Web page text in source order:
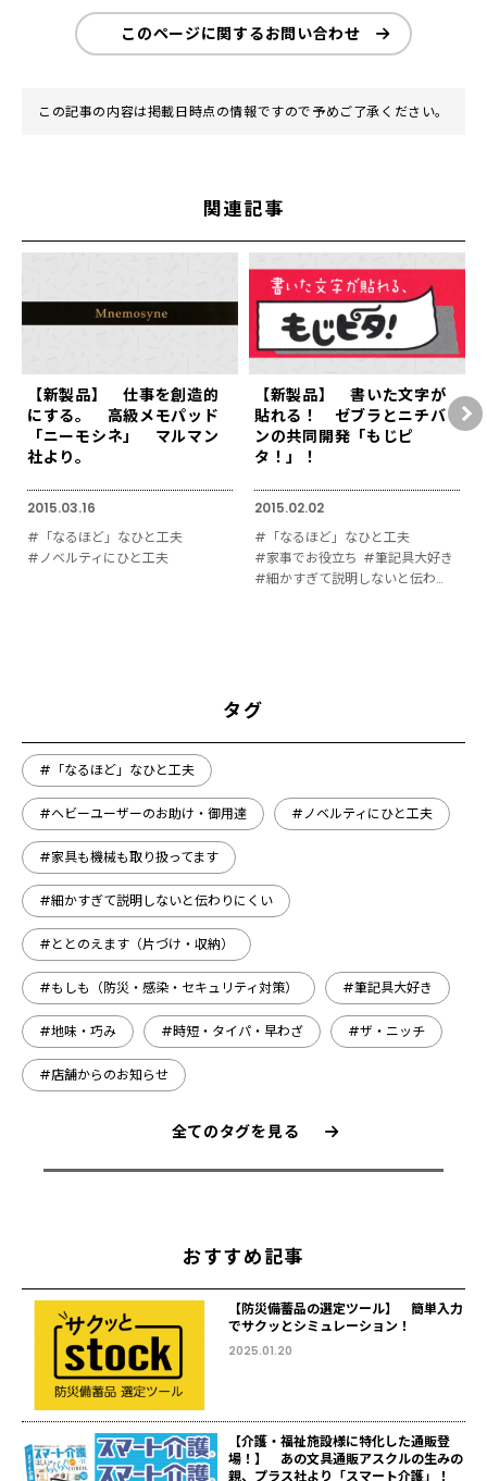
このページに関するお問い合わせ
この記事の内容は掲載日時点の情報ですので予めご了承ください。
関連記事
【新製品】 仕事を創造的
にする。 高級メモパッド
「ニーモシネ」 マルマン
社より。
2015.03.16
#「なるほど」なひと工夫
#ノベルティにひと工夫
【新製品】 書いた文字が
貼れる！ ゼブラとニチバ
ンの共同開発「もじピ
タ！」！
2015.02.02
#「なるほど」なひと工夫
#家事でお役立ち #筆記具大好き
#細かすぎて説明しないと伝わりにくい
タグ
#「なるほど」なひと工夫
#ヘビーユーザーのお助け・御用達 #ノベルティにひと工夫
#家具も機械も取り扱ってます
#細かすぎて説明しないと伝わりにくい
#ととのえます（片づけ・収納）
#もしも（防災・感染・セキュリティ対策） #筆記具大好き
#地味・巧み #時短・タイパ・早わざ #ザ・ニッチ
#店舗からのお知らせ
全てのタグを見る
おすすめ記事
【防災備蓄品の選定ツール】 簡単入力
でサクッとシミュレーション！
2025.01.20
【介護・福祉施設様に特化した通販登
場！】 あの文具通販アスクルの生みの
親、プラス社より「スマート介護」！